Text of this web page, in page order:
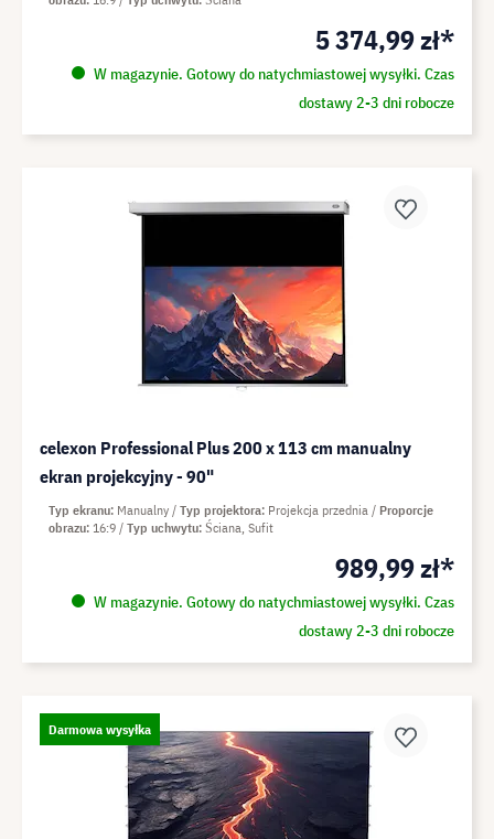
5 374,99 zł*
W magazynie. Gotowy do natychmiastowej wysyłki. Czas
dostawy 2-3 dni robocze
celexon Professional Plus 200 x 113 cm manualny
ekran projekcyjny - 90"
989,99 zł*
W magazynie. Gotowy do natychmiastowej wysyłki. Czas
dostawy 2-3 dni robocze
Typ ekranu Manualny Typ projektora Projekcja przednia
Proporcje
obrazu 16:9 Typ uchwytu Ściana, Sufit
Darmowa wysyłka